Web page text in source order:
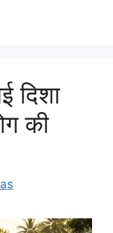
दिशा
की